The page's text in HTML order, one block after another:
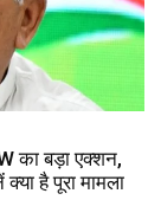
का बड़ा एक्शन,
है पूरा मामला